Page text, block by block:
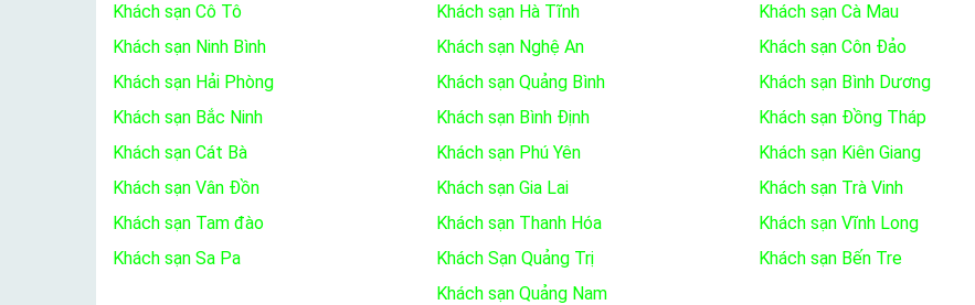
Khách sạn Cô Tô
Khách sạn Ninh Bình
Khách sạn Hải Phòng
Khách sạn Bắc Ninh
Khách sạn Cát Bà
Khách sạn Vân Đồn
Khách sạn Tam đào
Khách sạn Sa Pa
Khách sạn Hà Tĩnh
Khách sạn Nghệ An
Khách sạn Quảng Bình
Khách sạn Bình Định
Khách sạn Phú Yên
Khách sạn Gia Lai
Khách sạn Thanh Hóa
Khách Sạn Quảng Trị
Khách sạn Quảng Nam
Khách sạn Cà Mau
Khách sạn Côn Đảo
Khách sạn Bình Dương
Khách sạn Đồng Tháp
Khách sạn Kiên Giang
Khách sạn Trà Vinh
Khách sạn Vĩnh Long
Khách sạn Bến Tre